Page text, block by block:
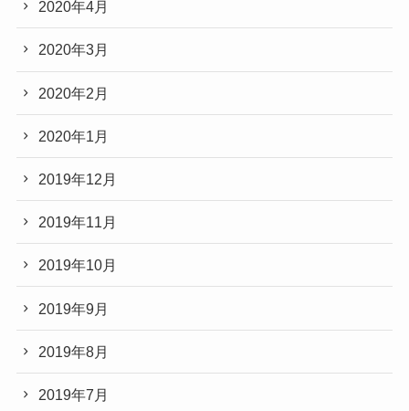
2020年4月
2020年3月
2020年2月
2020年1月
2019年12月
2019年11月
2019年10月
2019年9月
2019年8月
2019年7月